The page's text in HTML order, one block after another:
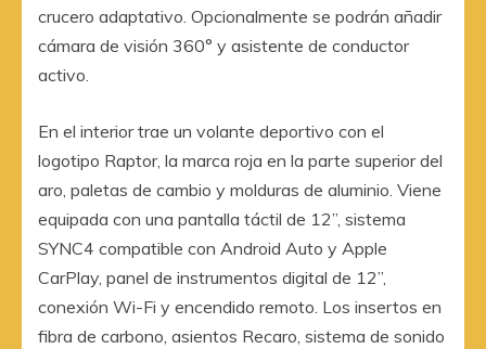
crucero adaptativo. Opcionalmente se podrán añadir
cámara de visión 360° y asistente de conductor
activo.
En el interior trae un volante deportivo con el
logotipo Raptor, la marca roja en la parte superior del
aro, paletas de cambio y molduras de aluminio. Viene
equipada con una pantalla táctil de 12”, sistema
SYNC4 compatible con Android Auto y Apple
CarPlay, panel de instrumentos digital de 12”,
conexión Wi-Fi y encendido remoto. Los insertos en
fibra de carbono, asientos Recaro, sistema de sonido